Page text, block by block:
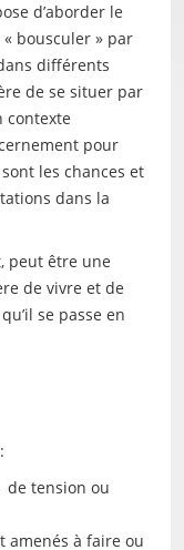
d’aborder le
« bousculer » par
différents
de se situer par
contexte
pour
les chances et
dans la
peut être une
de vivre et de
se passe en
de tension ou
amenés à faire ou